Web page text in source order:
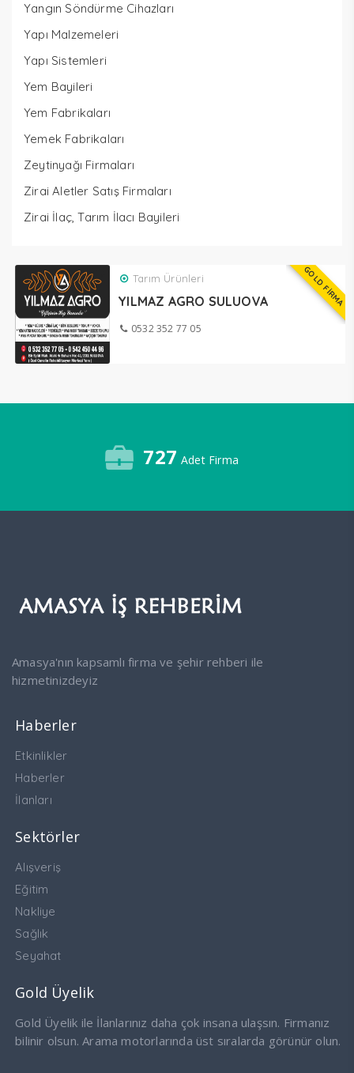
Yangın Söndürme Cihazları
Yapı Malzemeleri
Yapı Sistemleri
Yem Bayileri
Yem Fabrikaları
Yemek Fabrikaları
Zeytinyağı Firmaları
Zirai Aletler Satış Firmaları
Zirai İlaç, Tarım İlacı Bayileri
GOLD FİRMA
Tarım Ürünleri
YILMAZ AGRO SULUOVA
0532 352 77 05
727 Adet Firma
Amasya'nın kapsamlı firma ve şehir rehberi ile
hizmetinizdeyiz
Haberler
Etkinlikler
Haberler
İlanları
Sektörler
Alışveriş
Eğitim
Nakliye
Sağlık
Seyahat
Gold Üyelik
Gold Üyelik ile İlanlarınız daha çok insana ulaşsın. Firmanız
bilinir olsun. Arama motorlarında üst sıralarda görünür olun.